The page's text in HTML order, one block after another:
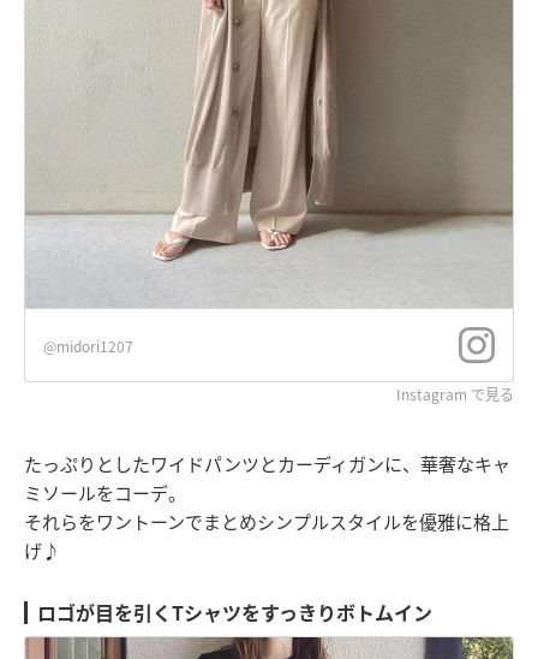
@midori1207
Instagram で見る
たっぷりとしたワイドパンツとカーディガンに、華奢なキャ
ミソールをコーデ。
それらをワントーンでまとめシンプルスタイルを優雅に格上
げ♪
ロゴが目を引くTシャツをすっきりボトムイン